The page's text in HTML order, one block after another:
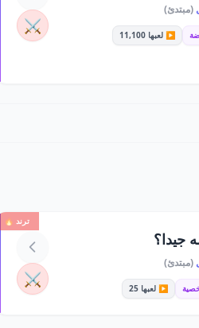
(مبتدئ)
▶️ لعبها 11,100 ⚔️
ترند 🔥
جيدا؟
(مبتدئ)
▶️ لعبها 25 ⚔️